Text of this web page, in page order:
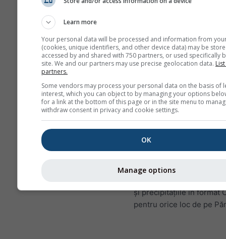
perioade mai mari
există agregări
Oferim de asemenea
rugăm să ne
pentru mai multe
(
Date meteorologice
începând cu 1940
Descărcați variabile
și precipitațiile în format
pentru orice loc de pe
Learn more
Your personal data will be processed and information from
(cookies, unique identifiers, and other device data) may be
accessed by and shared with 750 partners, or used specifically
site. We and our partners may use precise geolocation data.
partners.
Some vendors may process your personal data on the basis of
interest, which you can object to by managing your options
for a link at the bottom of this page or in the site menu to
withdraw consent in privacy and cookie settings.
OK
Manage options